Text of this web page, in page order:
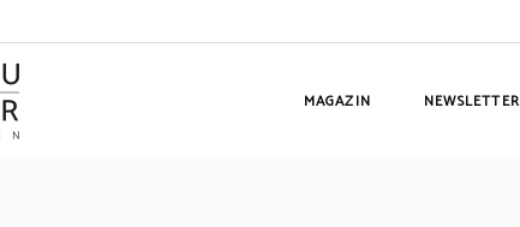
MAGAZIN NEWSLETTER